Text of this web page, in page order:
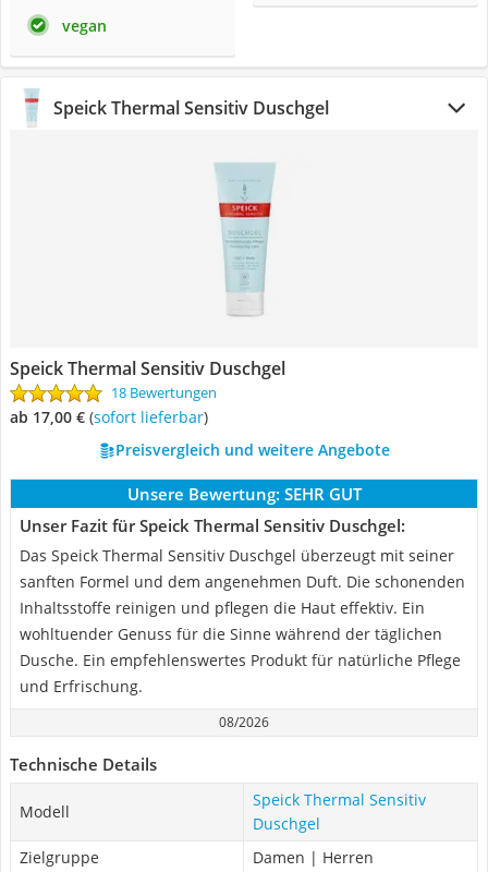
vegan
Speick Thermal Sensitiv Duschgel
Speick Thermal Sensitiv Duschgel
18 Bewertungen
ab 17,00 € ( Sofort lieferbar)
Preisvergleich und weitere Angebote
Unsere Bewertung: SEHR GUT
Unser Fazit für Speick Thermal Sensitiv Duschgel:
Das Speick Thermal Sensitiv Duschgel überzeugt mit seiner
sanften Formel und dem angenehmen Duft. Die schonenden
Inhaltsstoffe reinigen und pflegen die Haut effektiv. Ein
wohltuender Genuss für die Sinne während der täglichen
Dusche. Ein empfehlenswertes Produkt für natürliche Pflege
und Erfrischung.
08/2026
Technische Details
Modell
Speick Thermal Sensitiv
Duschgel
Zielgruppe
Damen | Herren